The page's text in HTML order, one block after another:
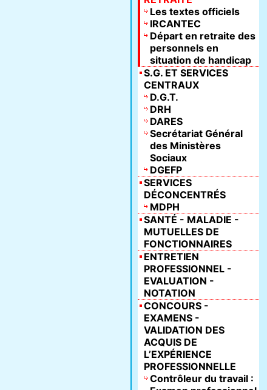
Les textes officiels
IRCANTEC
Départ en retraite des
personnels en
situation de handicap
S.G. ET SERVICES
CENTRAUX
D.G.T.
DRH
DARES
Secrétariat Général
des Ministères
Sociaux
DGEFP
SERVICES
DÉCONCENTRÉS
MDPH
SANTÉ - MALADIE -
MUTUELLES DE
FONCTIONNAIRES
ENTRETIEN
PROFESSIONNEL -
EVALUATION -
NOTATION
CONCOURS -
EXAMENS -
VALIDATION DES
ACQUIS DE
L’EXPÉRIENCE
PROFESSIONNELLE
Contrôleur du travail :